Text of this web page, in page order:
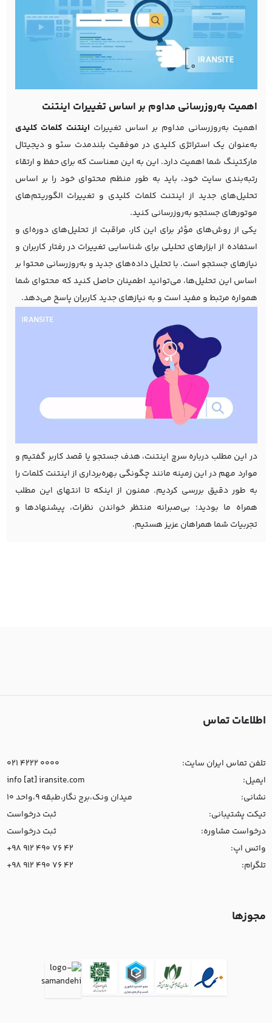
اهمیت به‌روزرسانی مداوم بر اساس تغییرات اینتنت
اهمیت به‌روزرسانی مداوم بر اساس تغییرات اینتنت کلمات کلیدی
به‌عنوان یک استراتژی کلیدی در موفقیت بلندمدت سئو و دیجیتال
مارکتینگ شما اهمیت دارد. این به این معناست که برای حفظ و ارتقاء
رتبه‌بندی سایت خود، باید به طور منظم محتوای خود را بر اساس
تحلیل‌های جدید از اینتنت کلمات کلیدی و تغییرات الگوریتم‌های
موتورهای جستجو به‌روزرسانی کنید.
یکی از روش‌های مؤثر برای این کار، مراقبت از تحلیل‌های دوره‌ای و
استفاده از ابزارهای تحلیلی برای شناسایی تغییرات در رفتار کاربران و
نیازهای جستجو است. با تحلیل داده‌های جدید و به‌روزرسانی محتوا بر
اساس این تحلیل‌ها، می‌توانید اطمینان حاصل کنید که محتوای شما
همواره مرتبط و مفید است و به نیازهای جدید کاربران پاسخ می‌دهد.
در این مطلب درباره سرچ اینتنت، هدف جستجو یا قصد کاربر گفتیم و
موارد مهم در این زمینه مانند چگونگی بهره‌برداری از اینتنت کلمات را
به طور دقیق بررسی کردیم. ممنون از اینکه تا انتهای این مطلب
همراه ما بودید؛ بی‌صبرانه منتظر خواندن نظرات، پیشنهادها و
تجربیات شما همراهان عزیز هستیم.
اطلاعات تماس
تلفن تماس ایران سایت:
021 4222 0000
ایمیل:
info [at] iransite.com
نشانی:
میدان ونک،برج نگار،طبقه 9،واحد 10
تیکت پشتیبانی:
ثبت درخواست
درخواست مشاوره:
ثبت درخواست
واتس اپ:
+98 912 490 76 42
تلگرام:
+98 912 490 76 42
مجوزها